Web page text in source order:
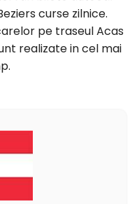
curse zilnice.
pe traseul Acas
realizate in cel mai